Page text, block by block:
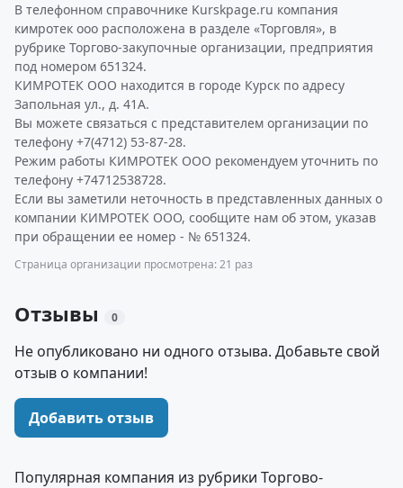
В телефонном справочнике Kurskpage.ru компания
кимротек ооо расположена в разделе «Торговля», в
рубрике Торгово-закупочные организации, предприятия
под номером 651324.
КИМРОТЕК ООО находится в городе Курск по адресу
Запольная ул., д. 41А.
Вы можете связаться с представителем организации по
телефону +7(4712) 53-87-28.
Режим работы КИМРОТЕК ООО рекомендуем уточнить по
телефону +74712538728.
Если вы заметили неточность в представленных данных о
компании КИМРОТЕК ООО, сообщите нам об этом, указав
при обращении ее номер - № 651324.
Страница организации просмотрена: 21 раз
Отзывы 0
Не опубликовано ни одного отзыва. Добавьте свой
отзыв о компании!
Добавить отзыв
Популярная компания из рубрики Торгово-